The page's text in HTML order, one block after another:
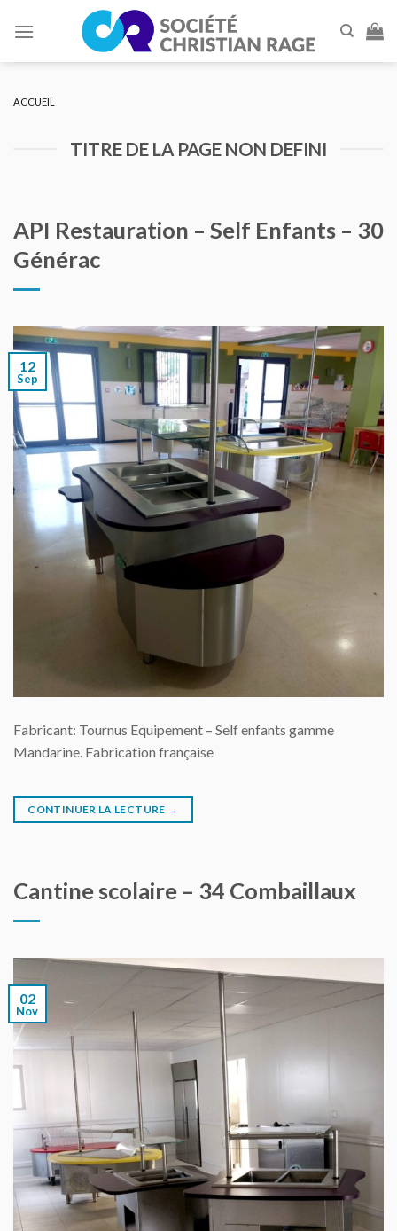
ACCUEIL
TITRE DE LA PAGE NON DEFINI
API Restauration – Self Enfants – 30
Générac
12
Sep
Fabricant: Tournus Equipement – Self enfants gamme
Mandarine. Fabrication française
CONTINUER LA LECTURE →
Cantine scolaire – 34 Combaillaux
02
Nov